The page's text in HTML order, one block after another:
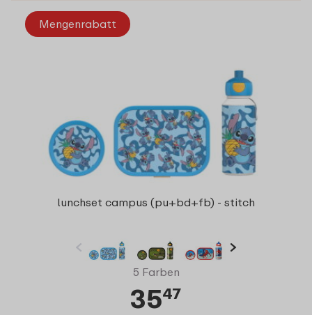
Mengenrabatt
lunchset campus (pu+bd+fb) - stitch
5 Farben
3547